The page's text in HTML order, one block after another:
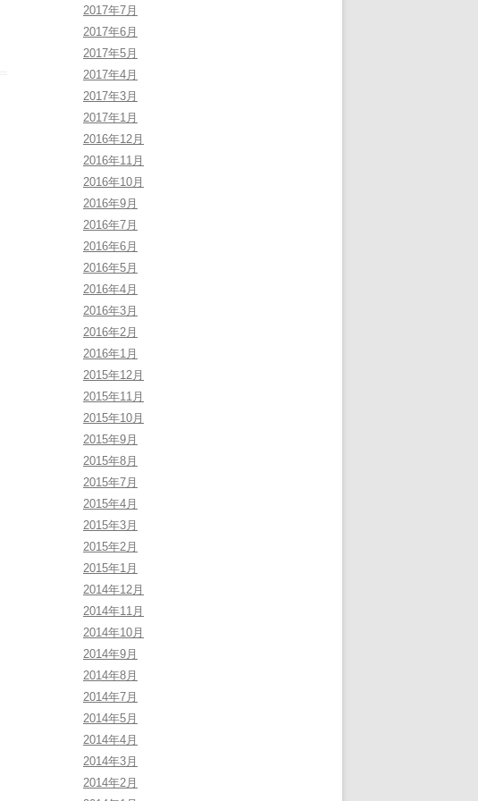
2017年7月
2017年6月
2017年5月
2017年4月
2017年3月
2017年1月
2016年12月
2016年11月
2016年10月
2016年9月
2016年7月
2016年6月
2016年5月
2016年4月
2016年3月
2016年2月
2016年1月
2015年12月
2015年11月
2015年10月
2015年9月
2015年8月
2015年7月
2015年4月
2015年3月
2015年2月
2015年1月
2014年12月
2014年11月
2014年10月
2014年9月
2014年8月
2014年7月
2014年5月
2014年4月
2014年3月
2014年2月